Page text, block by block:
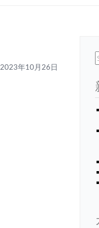
2023年10月26日